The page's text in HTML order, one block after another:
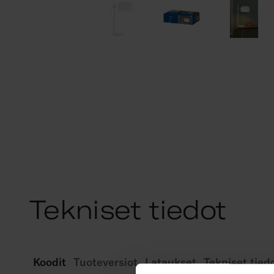
Tekniset tiedot
Koodit Tuoteversiot Lataukset Tekniset